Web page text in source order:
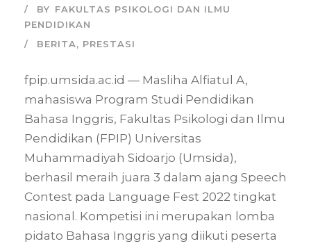
BY FAKULTAS PSIKOLOGI DAN ILMU
PENDIDIKAN
BERITA, PRESTASI
fpip.umsida.ac.id — Masliha Alfiatul A,
mahasiswa Program Studi Pendidikan
Bahasa Inggris, Fakultas Psikologi dan Ilmu
Pendidikan (FPIP) Universitas
Muhammadiyah Sidoarjo (Umsida),
berhasil meraih juara 3 dalam ajang Speech
Contest pada Language Fest 2022 tingkat
nasional. Kompetisi ini merupakan lomba
pidato Bahasa Inggris yang diikuti peserta